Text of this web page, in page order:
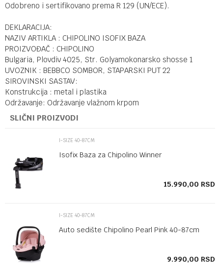
Odobreno i sertifikovano prema R 129 (UN/ECE).
DEKLARACIJA:
NAZIV ARTIKLA : CHIPOLINO ISOFIX BAZA
PROIZVOĐAČ : CHIPOLINO
Bulgaria, Plovdiv 4025, Str. Golyamokonarsko shosse 1
UVOZNIK : BEBBCO SOMBOR, STAPARSKI PUT 22
SIROVINSKI SASTAV:
Konstrukcija : metal i plastika
Održavanje: Održavanje vlažnom krpom
SLIČNI PROIZVODI
I-SIZE 40-87CM
Isofix Baza za Chipolino Winner
15.990,00 RSD
I-SIZE 40-87CM
Auto sedište Chipolino Pearl Pink 40-87cm
9.990,00 RSD